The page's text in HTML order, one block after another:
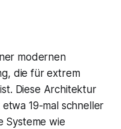
modernen
die für extrem
Diese Architektur
19-mal schneller
Systeme wie